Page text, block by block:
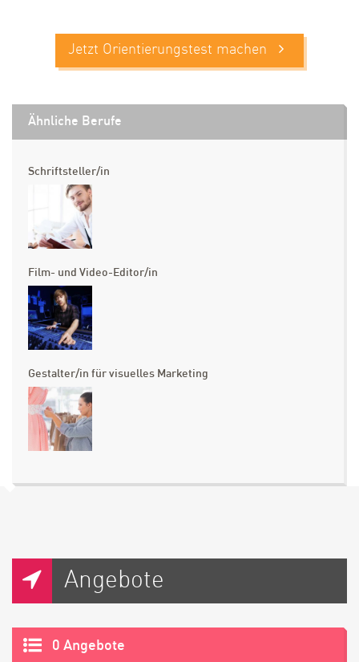
Jetzt Orientierungstest machen
Ähnliche Berufe
Schriftsteller/in
Film- und Video-Editor/in
Gestalter/in für visuelles Marketing
Angebote
0 Angebote